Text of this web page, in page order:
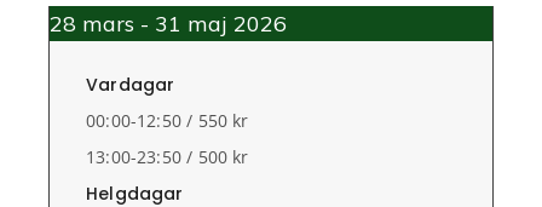
28 mars - 31 maj 2026
Vardagar
00:00-12:50 / 550 kr
13:00-23:50 / 500 kr
Helgdagar